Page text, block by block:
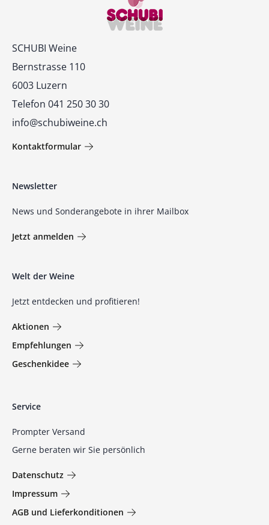
Kontakt
SCHUBI Weine
Bernstrasse 110
6003 Luzern
Telefon 041 250 30 30
info@schubiweine.ch
Kontaktformular
Newsletter
News und Sonderangebote in ihrer Mailbox
Jetzt anmelden
Welt der Weine
Jetzt entdecken und profitieren!
Aktionen
Empfehlungen
Geschenkidee
Service
Prompter Versand
Gerne beraten wir Sie persönlich
Datenschutz
Impressum
AGB und Lieferkonditionen